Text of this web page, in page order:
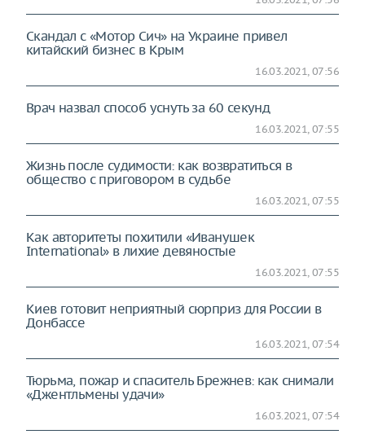
Скандал с «Мотор Сич» на Украине привел
китайский бизнес в Крым
16.03.2021, 07:56
Врач назвал способ уснуть за 60 секунд
16.03.2021, 07:55
Жизнь после судимости: как возвратиться в
общество с приговором в судьбе
16.03.2021, 07:55
Как авторитеты похитили «Иванушек
International» в лихие девяностые
16.03.2021, 07:55
Киев готовит неприятный сюрприз для России в
Донбассе
16.03.2021, 07:54
Тюрьма, пожар и спаситель Брежнев: как снимали
«Джентльмены удачи»
16.03.2021, 07:54